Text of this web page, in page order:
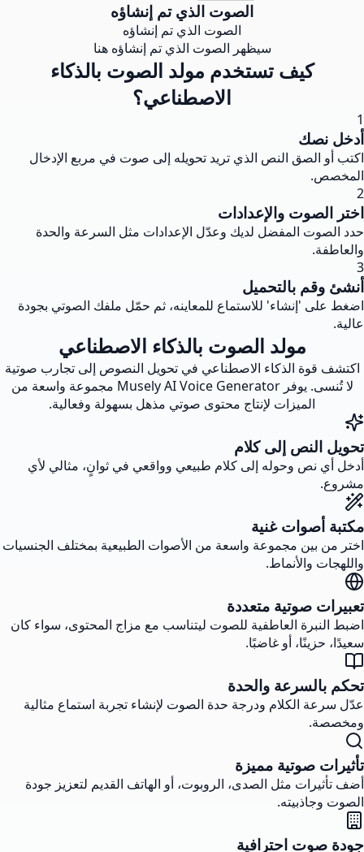
الصوت الذي تم إنشاؤه
الصوت الذي تم إنشاؤه
سيظهر الصوت الذي تم إنشاؤه هنا
كيف تستخدم مولد الصوت بالذكاء
الاصطناعي؟
1
أدخل نصك
اكتب أو الصق النص الذي تريد تحويله إلى صوت في مربع الإدخال
المخصص.
2
اختر الصوت والإعدادات
حدد الصوت المفضل لديك وعدّل الإعدادات مثل السرعة والحدة
والعاطفة.
3
أنشئ وقم بالتحميل
اضغط على 'إنشاء' للاستماع للمعاينه، ثم حمّل ملفك الصوتي بجودة
عالية.
مولد الصوت بالذكاء الاصطناعي
اكتشف قوة الذكاء الاصطناعي في تحويل النصوص إلى تجارب صوتية
لا تُنسى. يوفر Musely AI Voice Generator مجموعة واسعة من
الميزات لإنتاج محتوى صوتي مذهل بسهولة وفعالية.
تحويل النص إلى كلام
أدخل أي نص وحوله إلى كلام طبيعي وواقعي في ثوانٍ، مثالي لأي
مشروع.
مكتبة أصوات غنية
اختر من بين مجموعة واسعة من الأصوات الطبيعية بمختلف الجنسيات
واللهجات والأنماط.
تعبيرات صوتية متعددة
اضبط النبرة العاطفية للصوت ليتناسب مع مزاج المحتوى، سواء كان
سعيدًا، حزينًا، أو غاضبًا.
تحكم بالسرعة والحدة
عدّل سرعة الكلام ودرجة حدة الصوت لإنشاء تجربة استماع مثالية
ومخصصة.
تأثيرات صوتية مميزة
أضف تأثيرات مثل الصدى، الروبوت، أو الهاتف القديم لتعزيز جودة
الصوت وجاذبيته.
جودة صوت احترافية